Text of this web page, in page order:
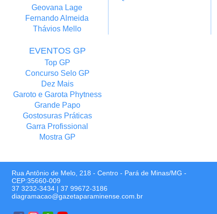
Geovana Lage
Fernando Almeida
Thávios Mello
EVENTOS GP
Top GP
Concurso Selo GP
Dez Mais
Garoto e Garota Phytness
Grande Papo
Gostosuras Práticas
Garra Profissional
Mostra GP
Rua Antônio de Melo, 218 - Centro - Pará de Minas/MG -
CEP:35660-009
37 3232-3434 | 37 99672-3186
diagramacao@gazetaparaminense.com.br